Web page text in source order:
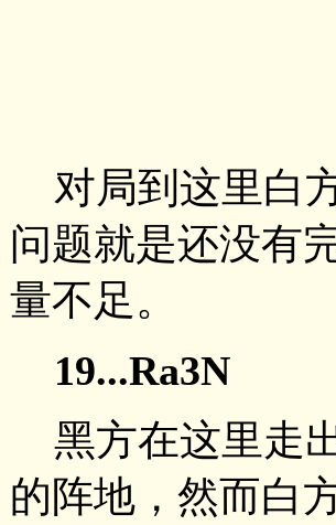
对局到这里白
问题就是还没有
量不足。
19...Ra3N
黑方在这里走
的阵地，然而白